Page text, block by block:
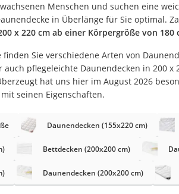
Bürohocker
Außenleuchte mit Kamera
Akku-Tischlampe
Konferenzmikrofon
Duschkopf mit Kalkfilter
Aktenvernichter
Spannbettlaken
Menschen und suchen eine
in Überlänge für Sie optimal.
x 220 cm ab einer Körpergröße von 180
Sie verschiedene Arten von
pflegeleichte Daunendecken in 200 x
hat uns hier im August 2026
mit seinen Eigenschaften.
Daunendecken (155x220 cm)
Bettdecken (200x200 cm)
Daunendecken (200x200 cm)